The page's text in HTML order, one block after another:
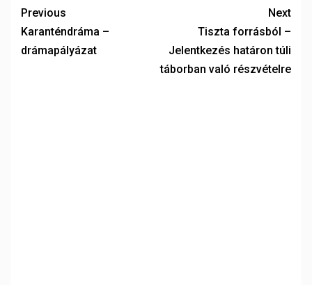
Previous
Karanténdráma –
drámapályázat
Next
Tiszta forrásból –
Jelentkezés határon túli
táborban való részvételre